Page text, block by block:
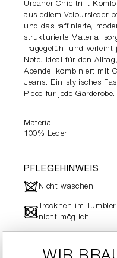
Urbaner Chic trifft
aus edlem Veloursleder
und das raffinierte,
strukturierte Material
Tragegefühl und verleiht
Note. Ideal für den
Abende, kombiniert mit
Jeans. Ein stylisches
Piece für jede Garderobe.
Material
100% Leder
PFLEGEHINWEIS
J Nicht waschen
- Trocknen im Tumbler
nicht möglich
Reinigung möglich